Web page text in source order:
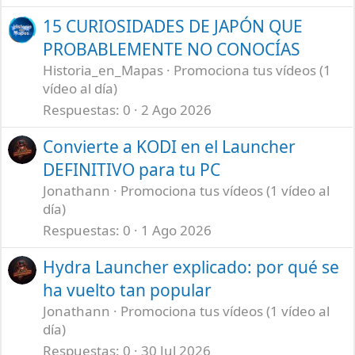
15 CURIOSIDADES DE JAPÓN QUE
PROBABLEMENTE NO CONOCÍAS
Historia_en_Mapas
Promociona tus vídeos (1
vídeo al día)
Respuestas 0 2 Ago 2026
Convierte a KODI en el Launcher
DEFINITIVO para tu PC
Jonathann
Promociona tus vídeos (1 vídeo al
día)
Respuestas 0 1 Ago 2026
Hydra Launcher explicado: por qué se
ha vuelto tan popular
Jonathann
Promociona tus vídeos (1 vídeo al
día)
Respuestas 0 30 Jul 2026